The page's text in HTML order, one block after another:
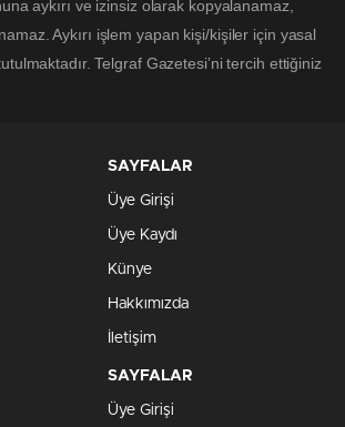
aykırı ve izinsiz olarak kopyalanamaz,
Aykırı işlem yapan kişi/kişiler için yasal
Telgraf Gazetesi’ni tercih ettiğiniz
SAYFALAR
Üye Girişi
Üye Kaydı
Künye
Hakkımızda
İletişim
SAYFALAR
Üye Girişi